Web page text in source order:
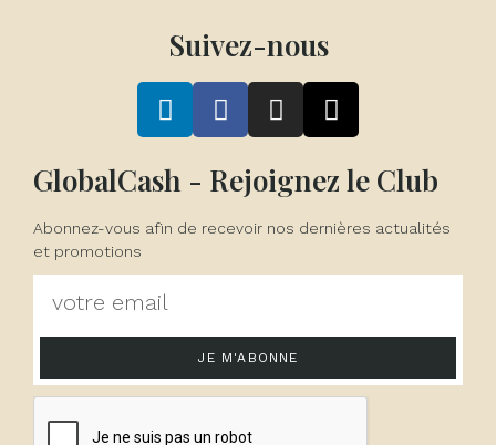
Suivez-nous
GlobalCash - Rejoignez le Club
Abonnez-vous afin de recevoir nos dernières actualités
et promotions
JE M'ABONNE